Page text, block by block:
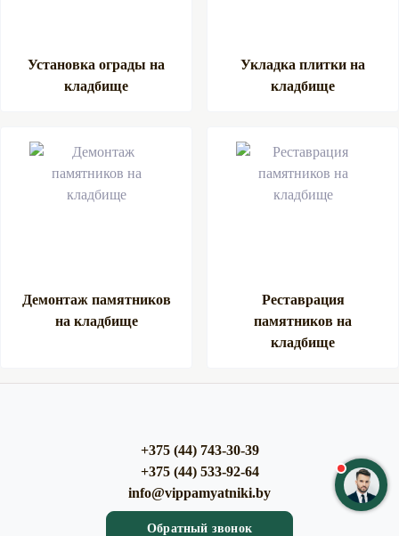
Установка ограды на
кладбище
Укладка плитки на
кладбище
Демонтаж памятников
на кладбище
Реставрация
памятников на
кладбище
+375 (44) 743-30-39
+375 (44) 533-92-64
info@vippamyatniki.by
Обратный звонок